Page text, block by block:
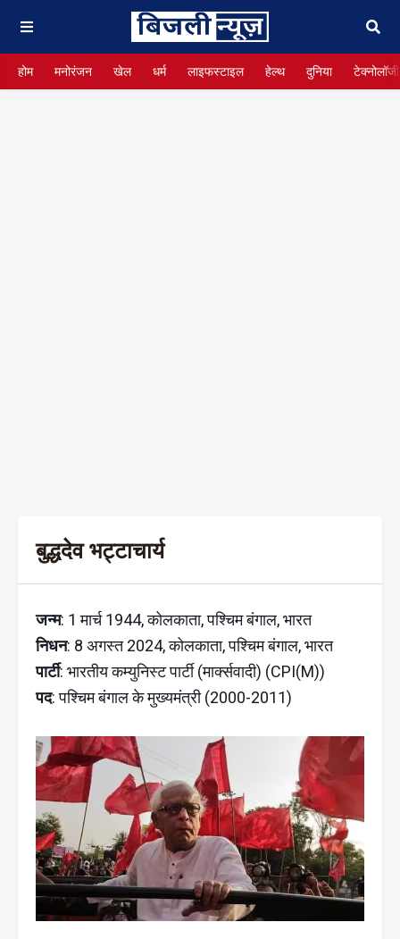
होम मनोरंजन खेल धर्म लाइफस्टाइल हेल्थ दुनिया टेक्नोलॉजी
बुद्धदेव भट्टाचार्य
जन्म: 1 मार्च 1944, कोलकाता, पश्चिम बंगाल, भारत
निधन: 8 अगस्त 2024, कोलकाता, पश्चिम बंगाल, भारत
पार्टी: भारतीय कम्युनिस्ट पार्टी (मार्क्सवादी) (CPI(M))
पद: पश्चिम बंगाल के मुख्यमंत्री (2000-2011)